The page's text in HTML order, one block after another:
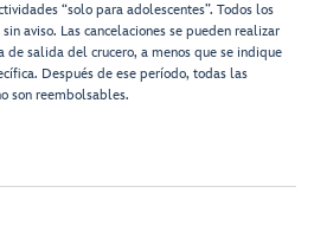
“solo para adolescentes”. Todos los
aviso. Las cancelaciones se pueden realizar
de salida del crucero, a menos que se indique
Después de ese período, todas las
son reembolsables.